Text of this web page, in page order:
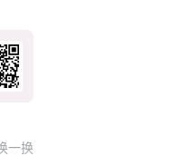
一换